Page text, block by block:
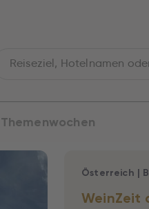
Themenwochen
WeinZeit
Österreich |